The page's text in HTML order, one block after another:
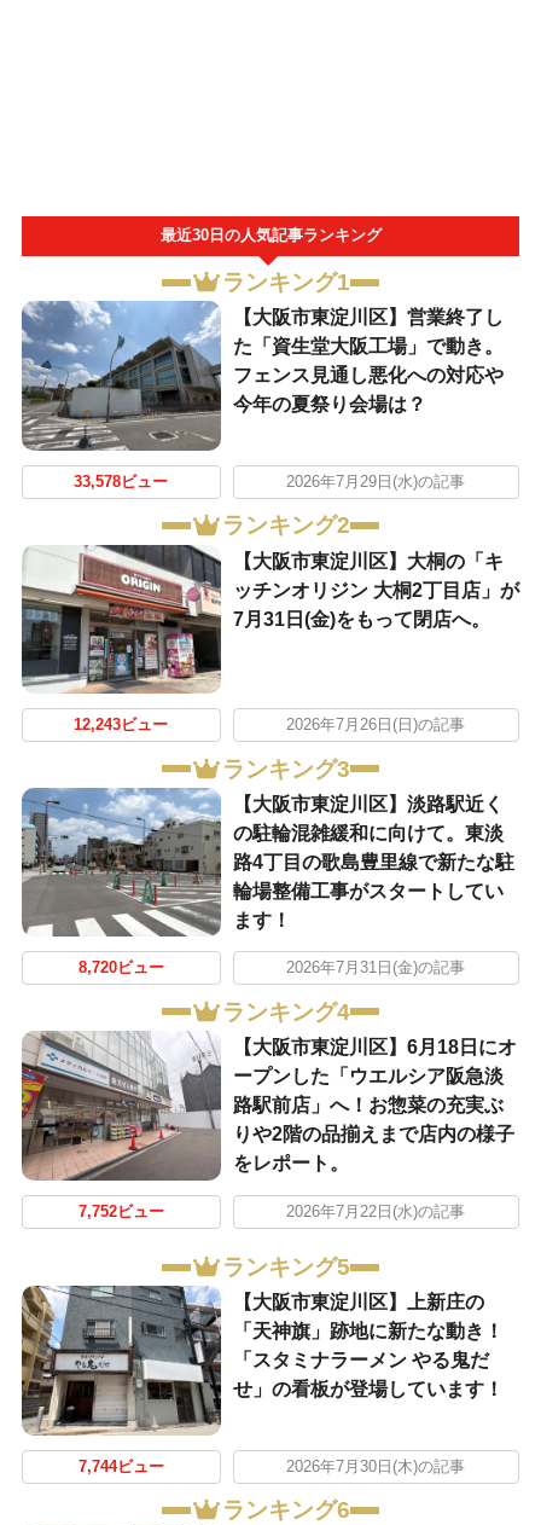
最近30日の人気記事ランキング
ランキング1
【大阪市東淀川区】営業終了し
た「資生堂大阪工場」で動き。
フェンス見通し悪化への対応や
今年の夏祭り会場は？
33,578ビュー 2026年7月29日(水)の記事
ランキング2
【大阪市東淀川区】大桐の「キ
ッチンオリジン 大桐2丁目店」が
7月31日(金)をもって閉店へ。
12,243ビュー 2026年7月26日(日)の記事
ランキング3
【大阪市東淀川区】淡路駅近く
の駐輪混雑緩和に向けて。東淡
路4丁目の歌島豊里線で新たな駐
輪場整備工事がスタートしてい
ます！
8,720ビュー 2026年7月31日(金)の記事
ランキング4
【大阪市東淀川区】6月18日にオ
ープンした「ウエルシア阪急淡
路駅前店」へ！お惣菜の充実ぶ
りや2階の品揃えまで店内の様子
をレポート。
7,752ビュー 2026年7月22日(水)の記事
ランキング5
【大阪市東淀川区】上新庄の
「天神旗」跡地に新たな動き！
「スタミナラーメン やる鬼だ
せ」の看板が登場しています！
7,744ビュー 2026年7月30日(木)の記事
ランキング6